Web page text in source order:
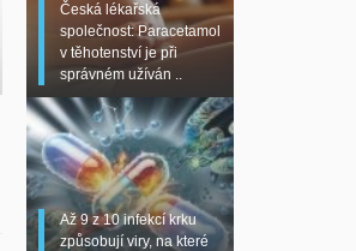
Česká lékařská
společnost: Paracetamol
v těhotenství je při
správném užíván ..
Až 9 z 10 infekcí krku
způsobují viry, na které